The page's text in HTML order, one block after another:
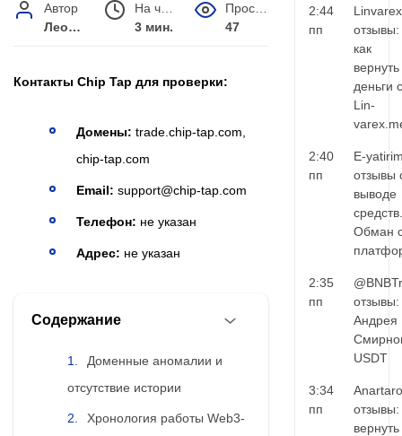
Автор
Леонид Малышев
3 мин.
47
Контакты Chip Tap для проверки:
Домены: trade.chip-tap.com,
chip-tap.com
Email: support@chip-tap.com
Телефон: не указан
Адрес: не указан
Содержание
Доменные аномалии и
отсутствие истории
Хронология работы Web3-
2:44
пп
Linvarex
отзывы:
как
вернуть
деньги с
Lin-
2:40
пп
E-
отзывы
выводе
средств.
Обман
2:35
пп
Андрея
USDT
3:34
пп
отзывы:
вернуть